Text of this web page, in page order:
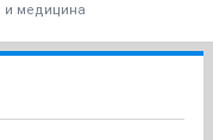
и медицина